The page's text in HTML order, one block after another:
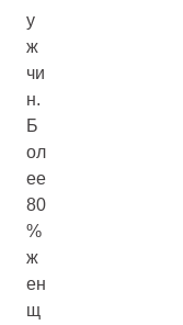
у
ж
чи
н.
Б
ол
ее
80
%
ж
ен
щ